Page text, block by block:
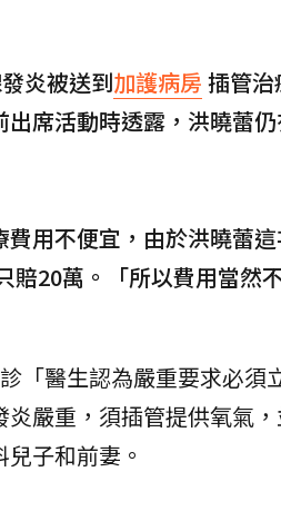
炎被送到加護病房 插管治
席活動時透露，洪曉蕾
用不便宜，由於洪曉蕾
賠20萬。「所以費用當然
「醫生認為嚴重要求必須
嚴重，須插管提供氧氣
子和前妻。